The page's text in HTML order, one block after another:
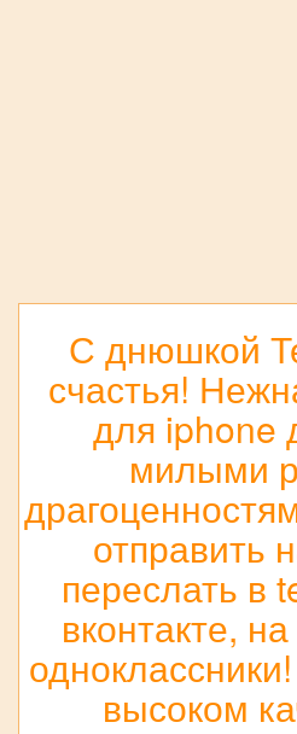
С днюшкой
счастья!
для iphone
милыми
отправить
переслать в
вконтакте,
высоком